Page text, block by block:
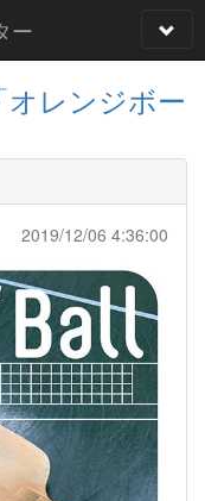
ー
オレンジボー
2019/12/06 4:36:00